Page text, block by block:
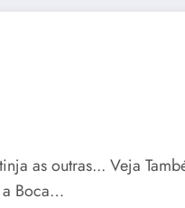
as outras... Veja
a Boca…